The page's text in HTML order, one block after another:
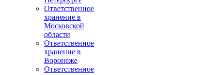
Ответственное
хранение в
Московской
области
Ответственное
хранение в
Воронеже
Ответственное